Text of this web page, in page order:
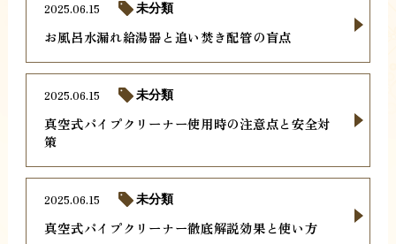
お風呂水漏れ給湯器と追い焚き配管の盲点
2025.06.15 未分類
真空式パイプクリーナー使用時の注意点と安全対
策
2025.06.15 未分類
真空式パイプクリーナー徹底解説効果と使い方
2025.06.15 未分類